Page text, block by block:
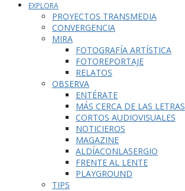
EXPLORA
PROYECTOS TRANSMEDIA
CONVERGENCIA
MIRA
FOTOGRAFÍA ARTÍSTICA
FOTOREPORTAJE
RELATOS
OBSERVA
ENTÉRATE
MÁS CERCA DE LAS LETRAS
CORTOS AUDIOVISUALES
NOTICIEROS
MAGAZINE
ALDÍACONLASERGIO
FRENTE AL LENTE
PLAYGROUND
TIPS